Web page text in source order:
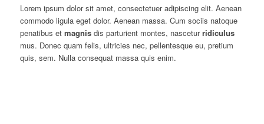
Lorem ipsum dolor sit amet, consectetuer adipiscing elit. Aenean
commodo ligula eget dolor. Aenean massa. Cum sociis natoque
penatibus et magnisdis parturient montes, nasceturridiculus
mus. Donec quam felis, ultricies nec, pellentesque eu, pretium
quis, sem. Nulla consequat massa quis enim.